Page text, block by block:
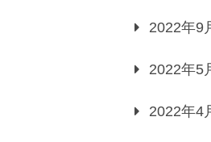
2022年9
2022年5
2022年4